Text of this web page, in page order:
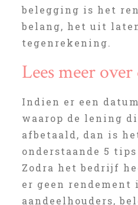
belegging is het
belang, het uit
tegenrekening.
Lees meer
Indien er een
waarop de lening
afbetaald, dan is
onderstaande 5
Zodra het bedrijf
er geen rendement
aandeelhouders,